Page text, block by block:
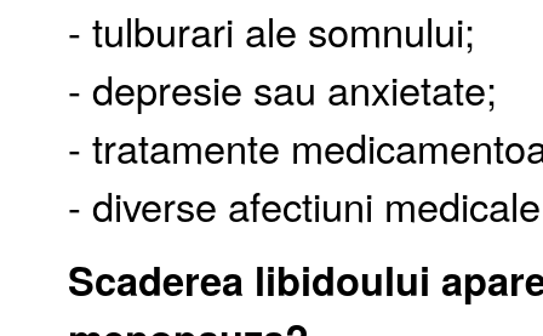
- tulburari ale somnului;
- depresie sau anxietate;
- tratamente
- diverse afectiuni
Scaderea libidoului